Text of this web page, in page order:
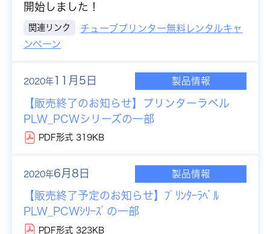
開始しました！
関連リンク
チューブプリンター無料レンタルキャ
ンペーン
2020年11月5日 製品情報
【販売終了のお知らせ】
プリンターラベル
PLW_PCWシリーズの一部
PDF形式 319KB
2020年6月8日 製品情報
【販売終了予定のお知らせ】 ﾌﾟﾘﾝﾀｰﾗﾍﾞﾙ
PLW_PCWｼﾘｰｽﾞの一部
PDF形式 323KB